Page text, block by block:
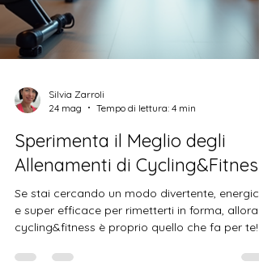
Silvia Zarroli
24 mag
Tempo di lettura: 4 min
Sperimenta il Meglio degli
Allenamenti di Cycling&Fitness
e super efficace per rimetterti in forma, allora il